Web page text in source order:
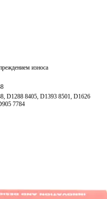
износа
D1288 8405, D1393 8501, D1626
7784